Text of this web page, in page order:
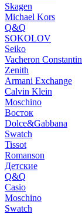
Skagen
Michael Kors
Q&Q
SOKOLOV
Seiko
Vacheron Constantin
Zenith
Armani Exchange
Calvin Klein
Moschino
Восток
Dolce&Gabbana
Swatch
Tissot
Romanson
Детские
Q&Q
Casio
Moschino
Swatch